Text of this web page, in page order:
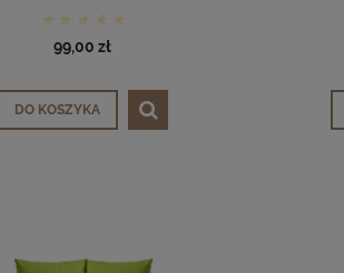
99,00 zł
DO KOSZYKA